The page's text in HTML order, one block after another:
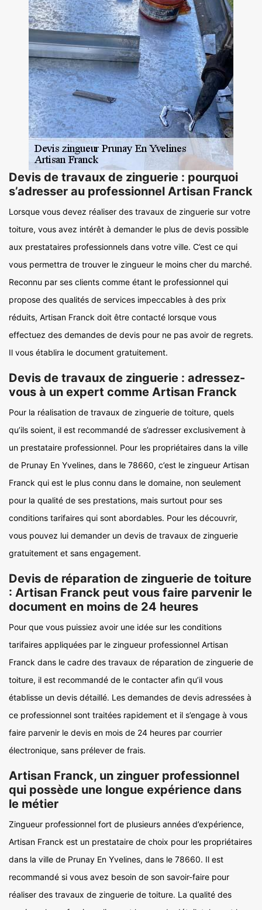
Devis de travaux de zinguerie : pourquoi
s’adresser au professionnel Artisan Franck
Lorsque vous devez réaliser des travaux de zinguerie sur votre
toiture, vous avez intérêt à demander le plus de devis possible
aux prestataires professionnels dans votre ville. C’est ce qui
vous permettra de trouver le zingueur le moins cher du marché.
Reconnu par ses clients comme étant le professionnel qui
propose des qualités de services impeccables à des prix
réduits, Artisan Franck doit être contacté lorsque vous
effectuez des demandes de devis pour ne pas avoir de regrets.
Il vous établira le document gratuitement.
Devis de travaux de zinguerie : adressez-
vous à un expert comme Artisan Franck
Pour la réalisation de travaux de zinguerie de toiture, quels
qu’ils soient, il est recommandé de s’adresser exclusivement à
un prestataire professionnel. Pour les propriétaires dans la ville
de Prunay En Yvelines, dans le 78660, c’est le zingueur Artisan
Franck qui est le plus connu dans le domaine, non seulement
pour la qualité de ses prestations, mais surtout pour ses
conditions tarifaires qui sont abordables. Pour les découvrir,
vous pouvez lui demander un devis de travaux de zinguerie
gratuitement et sans engagement.
Devis de réparation de zinguerie de toiture
: Artisan Franck peut vous faire parvenir le
document en moins de 24 heures
Pour que vous puissiez avoir une idée sur les conditions
tarifaires appliquées par le zingueur professionnel Artisan
Franck dans le cadre des travaux de réparation de zinguerie de
toiture, il est recommandé de le contacter afin qu’il vous
établisse un devis détaillé. Les demandes de devis adressées à
ce professionnel sont traitées rapidement et il s’engage à vous
faire parvenir le devis en mois de 24 heures par courrier
électronique, sans prélever de frais.
Artisan Franck, un zinguer professionnel
qui possède une longue expérience dans
le métier
Zingueur professionnel fort de plusieurs années d’expérience,
Artisan Franck est un prestataire de choix pour les propriétaires
dans la ville de Prunay En Yvelines, dans le 78660. Il est
recommandé si vous avez besoin de son savoir-faire pour
réaliser des travaux de zinguerie de toiture. La qualité des